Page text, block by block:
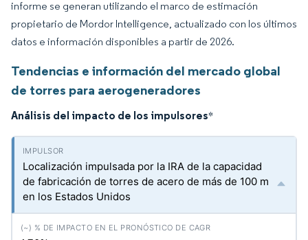
informe se generan utilizando el marco de estimación
propietario de Mordor Intelligence, actualizado con los últimos
datos e información disponibles a partir de 2026.
Tendencias e información del mercado global
de torres para aerogeneradores
Análisis del impacto de los impulsores*
Localización impulsada por la IRA de la capacidad
de fabricación de torres de acero de más de 100 m
en los Estados Unidos